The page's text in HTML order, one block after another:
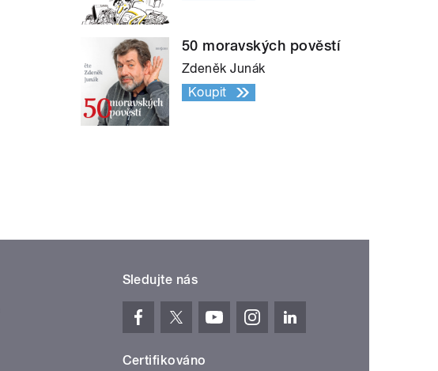
50 moravských pověstí
Zdeněk Junák
Koupit
Sledujte nás
Certifikováno